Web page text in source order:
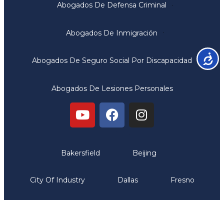
Abogados De Defensa Criminal
Abogados De Inmigración
Abogados De Seguro Social Por Discapacidad
Abogados De Lesiones Personales
Bakersfield Beijing
City Of Industry Dallas Fresno